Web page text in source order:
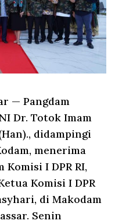
— Pangdam
Dr. Totok Imam
didampingi
menerima
I DPR RI,
Komisi I DPR
di Makodam
Senin